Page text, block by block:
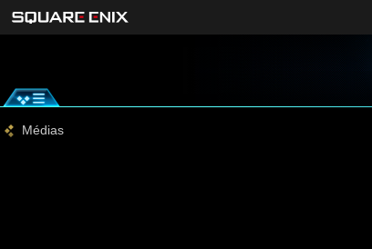
Médias